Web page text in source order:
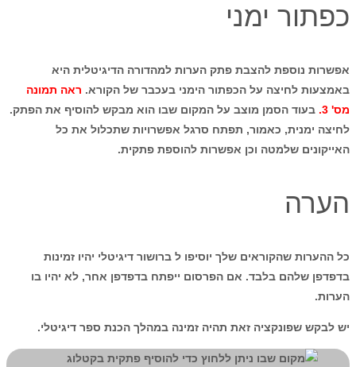
כפתור ימני
אפשרות נוספת להצבת פתק הערות למהדורה הדיגיטלית היא
באמצעות לחיצה על הכפתור הימני בעכבר של הקורא. ראה תמונה
מס' 3.
בעוד הסמן מוצב על המקום שבו הוא מבקש להוסיף את הפתק.
לחיצה ימנית, כאמור, תפתח סרגל אפשרויות שתכלול את כל
האייקונים שלמטה וכן אפשרות להוספת פתקית.
הערה
כל ההערות שהקוראים שלך יוסיפו ל ברושור דיגיטלי יהיו זמינות
בדפדפן שלהם בלבד. אם הפרסום ייפתח בדפדפן אחר, לא יהיו בו
הערות.
יש לבקש שפונקציה זאת תהיה זמינה במהלך הכנת ספר דיגיטלי.